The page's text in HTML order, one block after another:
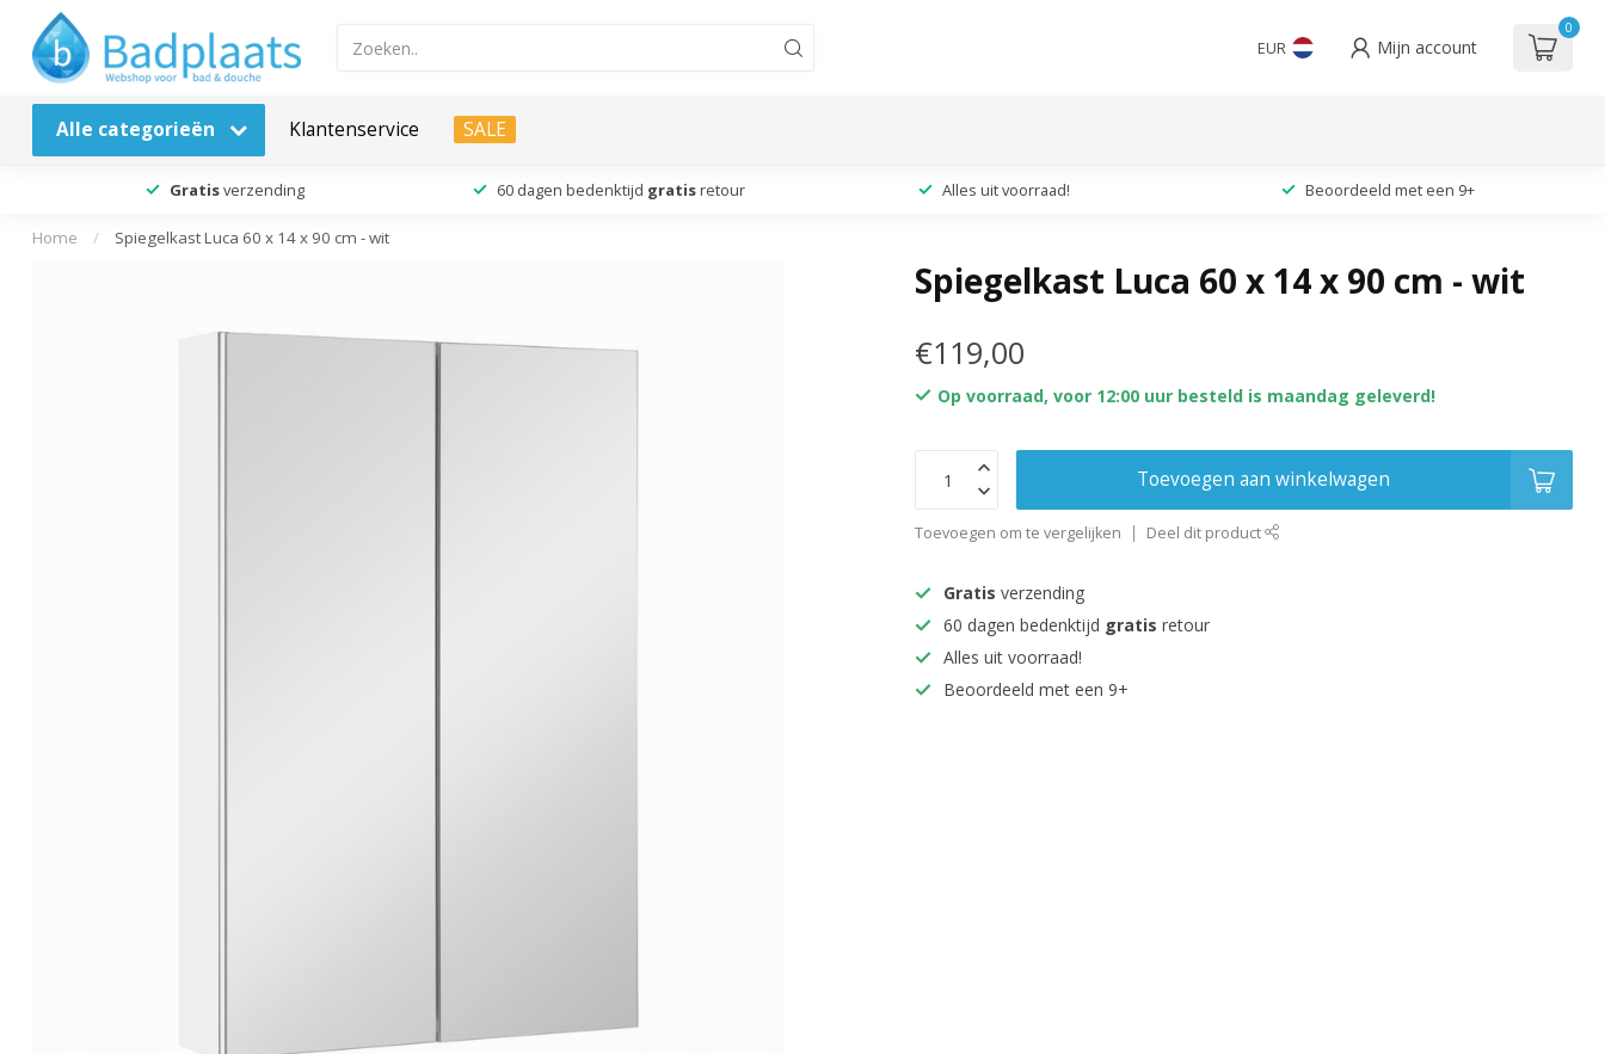
EUR Mijn account
0
Alle categorieën Klantenservice SALE
Gratisverzending 60 dagen bedenktijd gratis retour Alles uit voorraad! Beoordeeld met een 9+
Home / Spiegelkast Luca 60 x 14 x 90 cm - wit
Spiegelkast Luca 60 x 14 x 90 cm - wit
€119,00
Op voorraad, voor 12:00 uur besteld is maandag geleverd!
Toevoegen aan winkelwagen
Toevoegen om te vergelijken Deel dit product
Gratis verzending
60 dagen bedenktijd gratis retour
Alles uit voorraad!
Beoordeeld met een 9+